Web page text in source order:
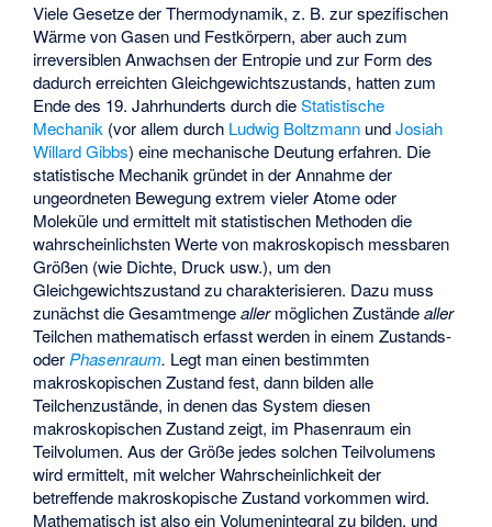
Viele Gesetze der Thermodynamik, z. B. zur spezifischen
Wärme von Gasen und Festkörpern, aber auch zum
irreversiblen Anwachsen der Entropie und zur Form des
dadurch erreichten Gleichgewichtszustands, hatten zum
Ende des 19. Jahrhunderts durch dieStatistische
Mechanik (vor allem durch Ludwig Boltzmann undJosiah
Willard Gibbs) eine mechanische Deutung erfahren. Die
statistische Mechanik gründet in der Annahme der
ungeordneten Bewegung extrem vieler Atome oder
Moleküle und ermittelt mit statistischen Methoden die
wahrscheinlichsten Werte von makroskopisch messbaren
Größen (wie Dichte, Druck usw.), um den
Gleichgewichtszustand zu charakterisieren. Dazu muss
zunächst die Gesamtmengeallermöglichen Zuständealler
Teilchen mathematisch erfasst werden in einem Zustands-
oder Phasenraum. Legt man einen bestimmten
makroskopischen Zustand fest, dann bilden alle
Teilchenzustände, in denen das System diesen
makroskopischen Zustand zeigt, im Phasenraum ein
Teilvolumen. Aus der Größe jedes solchen Teilvolumens
wird ermittelt, mit welcher Wahrscheinlichkeit der
betreffende makroskopische Zustand vorkommen wird.
Mathematisch ist also ein Volumenintegral zu bilden, und